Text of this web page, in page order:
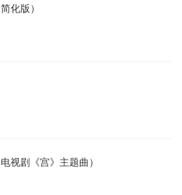
化版）
视剧《宫》主题曲）